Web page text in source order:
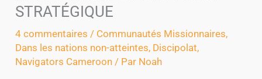
STRATÉGIQUE
4 commentaires / Communautés Missionnaires,
Dans les nations non-atteintes, Discipolat,
Navigators Cameroon / Par Noah